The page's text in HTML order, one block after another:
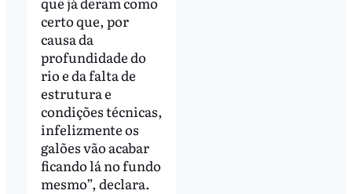
certo que, por
causa da
profundidade do
rio e da falta de
estrutura e
condições técnicas,
infelizmente os
galões vão acabar
ficando lá no fundo
mesmo”, declara.